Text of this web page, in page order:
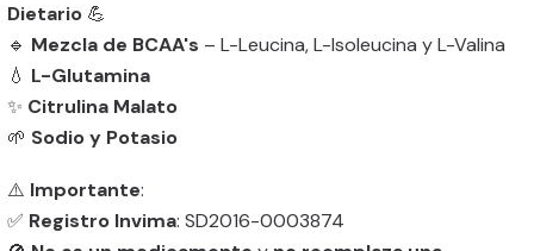
Dietario 💪
🔹 Mezcla de BCAA's – L-Leucina, L-Isoleucina y L-Valina
💧 L-Glutamina
✨ Citrulina Malato
🌱 Sodio y Potasio
⚠️ Importante:
✅ Registro Invima: SD2016-0003874